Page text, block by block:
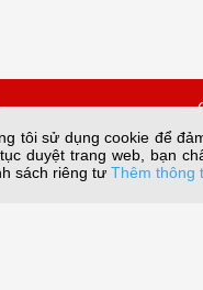
Yên, Yên Hòa, Hà
tôi sử dụng cookie để
duyệt trang web, bạn
sách riêng tưThêm thông